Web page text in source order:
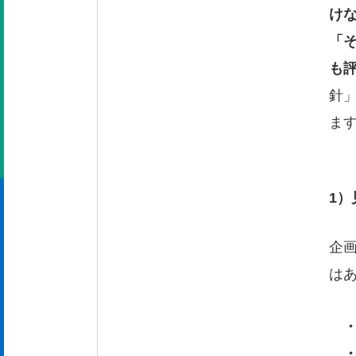
け
「
も
針
ま
1）
企
は